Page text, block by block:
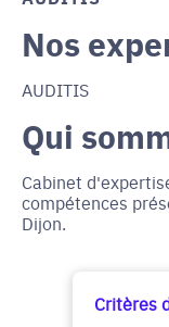
Nos
AUDITIS
Qui
Cabinet
compétences
Dijon.
Critères